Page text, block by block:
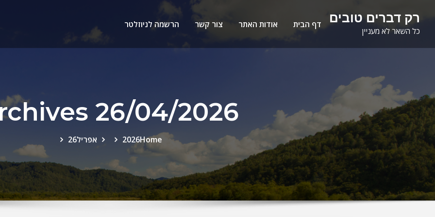
content
רק דברים טובים
כל השאר לא מעניין
דף הבית אודות האתר צור קשר הרשמה לניוזלטר
26/04/2026
Home
2026 אפריל26